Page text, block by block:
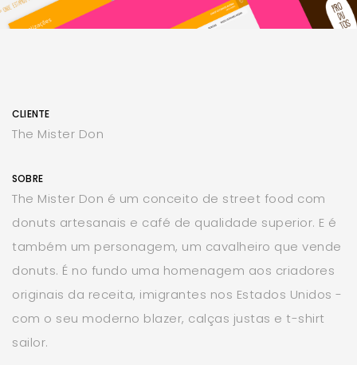
CLIENTE
The Mister Don
SOBRE
The Mister Don é um conceito de street food com
donuts artesanais e café de qualidade superior. E é
também um personagem, um cavalheiro que vende
donuts. É no fundo uma homenagem aos criadores
originais da receita, imigrantes nos Estados Unidos -
com o seu moderno blazer, calças justas e t-shirt
sailor.